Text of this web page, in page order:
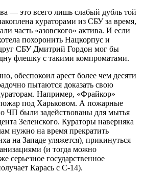
— это всего лишь слабый дубль той
кураторами из СБУ за время,
часть «азовского» актива. И если
похоронить Нацкорпус и
СБУ Дмитрий Гордон мог бы
флешку с такими компроматами.
обеспокоил арест более чем десяти
пытаются доказать свою
Например, «Фрайкор»
под Харьковом. А пожарные
ЧП были задействованы для мытья
Зеленского. Кураторы наверняка
нужно на время прекратить
на Западе уляжется), прикинуться
(и тогда можно
серьезное государственное
Карась с С-14).